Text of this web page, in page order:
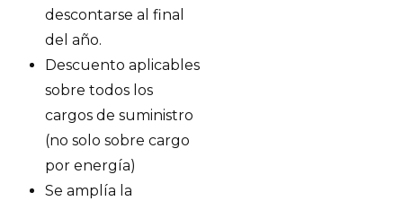
descontarse al final
del año.
Descuento aplicables
sobre todos los
cargos de suministro
(no solo sobre cargo
por energía)
Se amplía la